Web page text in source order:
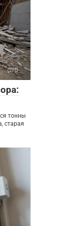
0
тонны
старая